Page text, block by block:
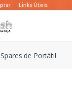
Spares de Portátil